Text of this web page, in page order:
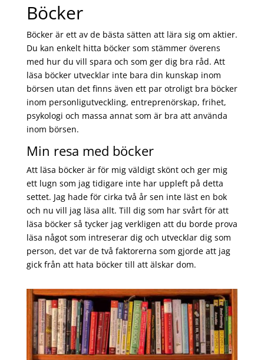
Böcker
Böcker är ett av de bästa sätten att lära sig om aktier.
Du kan enkelt hitta böcker som stämmer överens
med hur du vill spara och som ger dig bra råd. Att
läsa böcker utvecklar inte bara din kunskap inom
börsen utan det finns även ett par otroligt bra böcker
inom personligutveckling, entreprenörskap, frihet,
psykologi och massa annat som är bra att använda
inom börsen.
Min resa med böcker
Att läsa böcker är för mig väldigt skönt och ger mig
ett lugn som jag tidigare inte har uppleft på detta
settet. Jag hade för cirka två år sen inte läst en bok
och nu vill jag läsa allt. Till dig som har svårt för att
läsa böcker så tycker jag verkligen att du borde prova
läsa något som intreserar dig och utvecklar dig som
person, det var de två faktorerna som gjorde att jag
gick från att hata böcker till att älskar dom.